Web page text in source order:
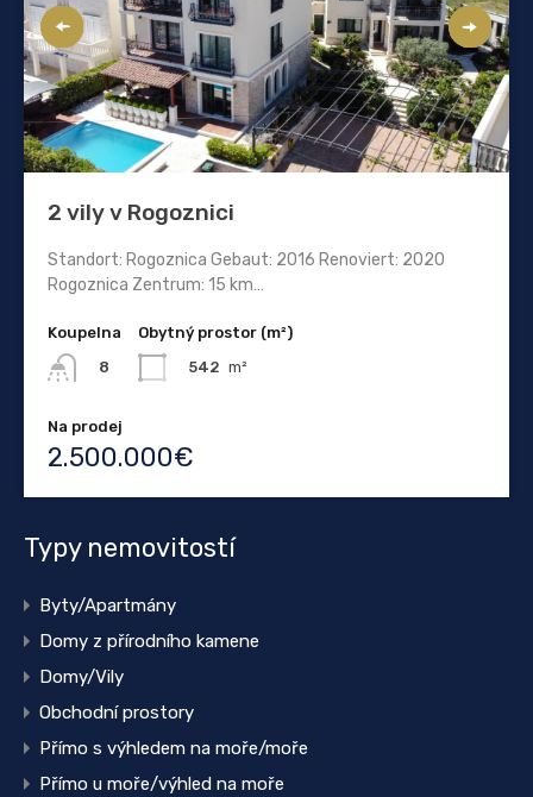
2 vily v Rogoznici
Standort: Rogoznica Gebaut: 2016 Renoviert: 2020
Rogoznica Zentrum: 15 km…
Koupelna
8
Obytný prostor (m²)
542 m²
Na prodej
2.500.000€
Typy nemovitostí
Byty/Apartmány
Domy z přírodního kamene
Domy/Vily
Obchodní prostory
Přímo s výhledem na moře/moře
Přímo u moře/výhled na moře